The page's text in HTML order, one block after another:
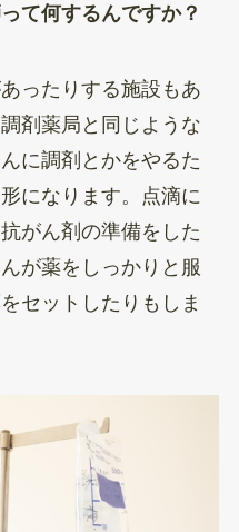
て何するんですか？
ったりする施設もあ
剤薬局と同じような
に調剤とかをやるた
になります。点滴に
がん剤の準備をした
が薬をしっかりと服
セットしたりもしま